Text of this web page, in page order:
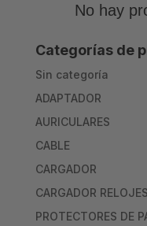
No hay
Categorías de
Sin categoría
ADAPTADOR
AURICULARES
CABLE
CARGADOR
CARGADOR RELOJES
PROTECTORES DE